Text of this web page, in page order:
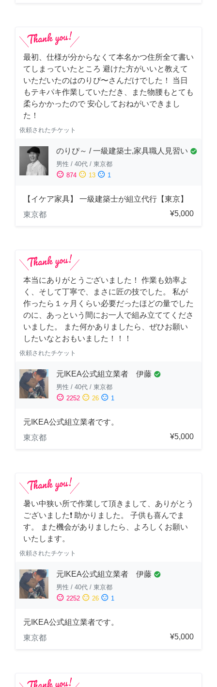
最初、仕様が分からなくて本名かつ住所全て書い
てしまっていたところ 避けた方がいいと教えて
いただいたのはのりぴ〜さんだけでした！ 当日
もテキパキ作業していただき、また物腰もとても
柔らかかったので 安心しておねがいできまし
た！
依頼されたチケット
のりぴ～ / 一級建築士,家具職人見習い check_circle
男性 / 40代 / 東京都
sentiment_satisfied 874 sentiment_neutral 13 sentiment_dissatisfied 1
【イケア家具】 一級建築士が組立代行【東京】
東京都
¥5,000
本当にありがとうございました！ 作業も効率よ
く、そして丁寧で、まさに匠の技でした。 私が
作ったら１ヶ月くらい必要だったほどの量でした
のに、あっという間にお一人で組み立ててくださ
いました。 また何かありましたら、ぜひお願い
したいなとおもいました！！！
依頼されたチケット
元IKEA公式組立業者 伊藤 check_circle
男性 / 40代 / 東京都
sentiment_satisfied 2252 sentiment_neutral 26 sentiment_dissatisfied 1
元IKEA公式組立業者です。
東京都
¥5,000
暑い中狭い所で作業して頂きまして、ありがとう
ございました❗️ 助かりました。 子供も喜んでま
す。 また機会がありましたら、よろしくお願い
いたします。
依頼されたチケット
元IKEA公式組立業者 伊藤 check_circle
男性 / 40代 / 東京都
sentiment_satisfied 2252 sentiment_neutral 26 sentiment_dissatisfied 1
元IKEA公式組立業者です。
東京都
¥5,000